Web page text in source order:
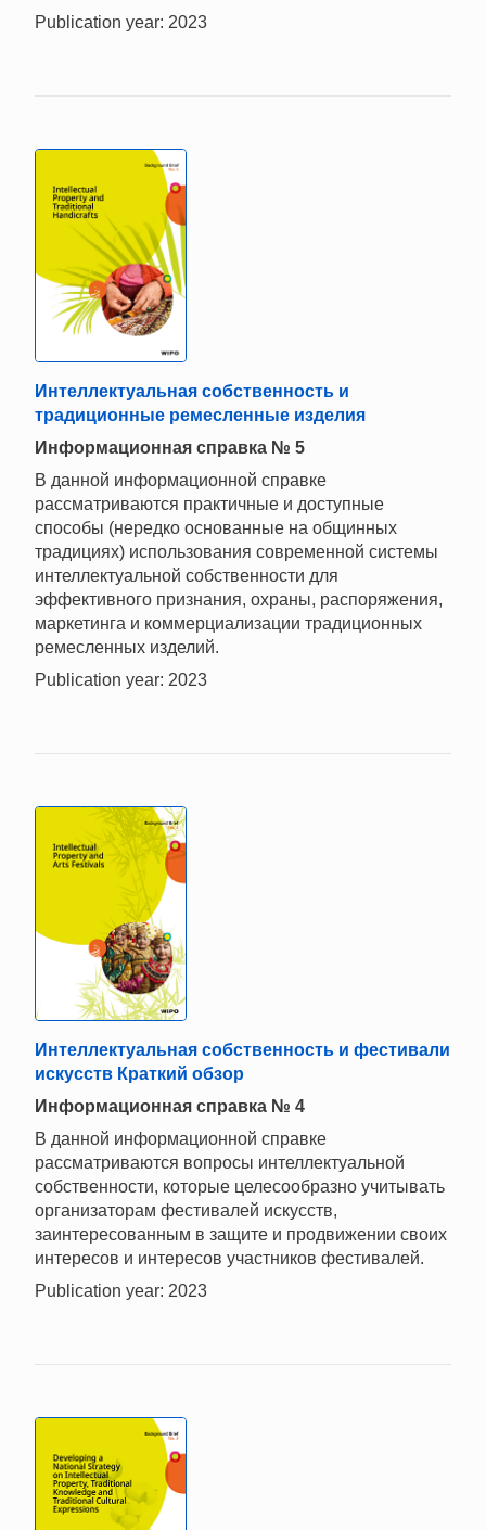
Publication year: 2023
Интеллектуальная собственность и
традиционные ремесленные изделия
Информационная справка № 5
В данной информационной справке
рассматриваются практичные и доступные
способы (нередко основанные на общинных
традициях) использования современной системы
интеллектуальной собственности для
эффективного признания, охраны, распоряжения,
маркетинга и коммерциализации традиционных
ремесленных изделий.
Publication year: 2023
Интеллектуальная собственность и фестивали
искусств Краткий обзор
Информационная справка № 4
В данной информационной справке
рассматриваются вопросы интеллектуальной
собственности, которые целесообразно учитывать
организаторам фестивалей искусств,
заинтересованным в защите и продвижении своих
интересов и интересов участников фестивалей.
Publication year: 2023